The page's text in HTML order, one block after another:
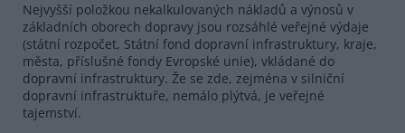
Nejvyšší položkou nekalkulovaných nákladů a výnosů v
základních oborech dopravy jsou rozsáhlé veřejné výdaje
(státní rozpočet, Státní fond dopravní infrastruktury, kraje,
města, příslušné fondy Evropské unie), vkládané do
dopravní infrastruktury. Že se zde, zejména v silniční
dopravní infrastruktuře, nemálo plýtvá, je veřejné
tajemství.